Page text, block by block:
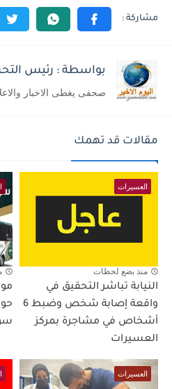
بواسطة : رئيس
صحفى يغطى الاخبار
مقالات قد تهمك
العسيرات
منذ بضع لحظات
النيابة تباشر التحقيق في
واقعة إصابة شخص وضبط 6
أشخاص في مشاجرة بمركز
العسيرات
العسيرات